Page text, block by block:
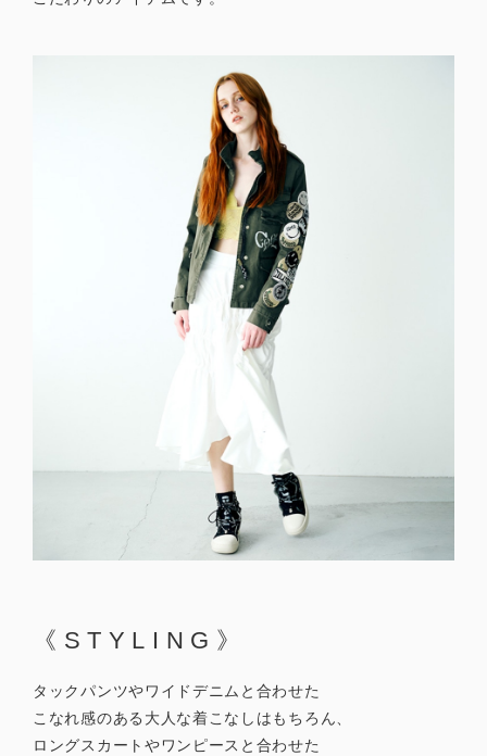
《STYLING》
タックパンツやワイドデニムと合わせた
こなれ感のある大人な着こなしはもちろん、
ロングスカートやワンピースと合わせた